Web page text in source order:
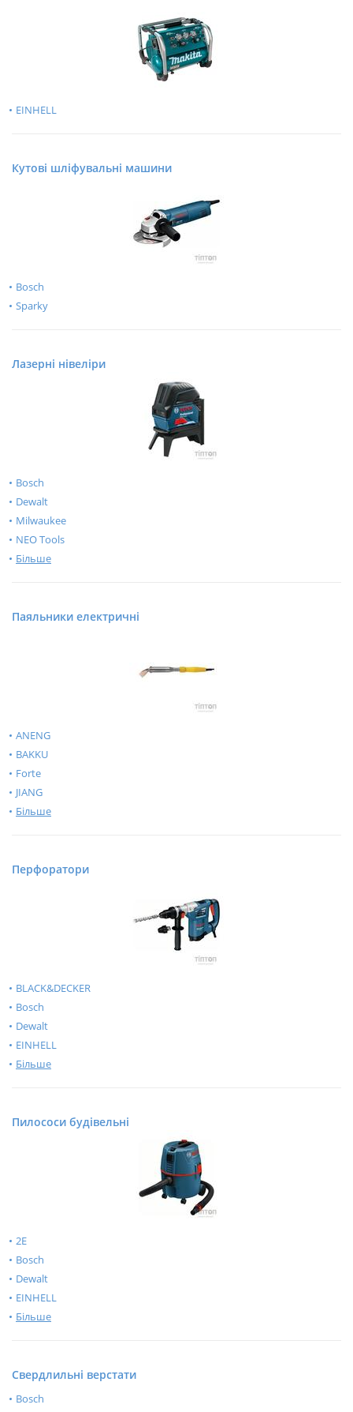
EINHELL
Кутові шліфувальні машини
Bosch
Sparky
Лазерні нівеліри
Bosch
Dewalt
Milwaukee
NEO Tools
Більше
Паяльники електричні
ANENG
BAKKU
Forte
JIANG
Більше
Перфоратори
BLACK&DECKER
Bosch
Dewalt
EINHELL
Більше
Пилососи будівельні
2E
Bosch
Dewalt
EINHELL
Більше
Свердлильні верстати
Bosch